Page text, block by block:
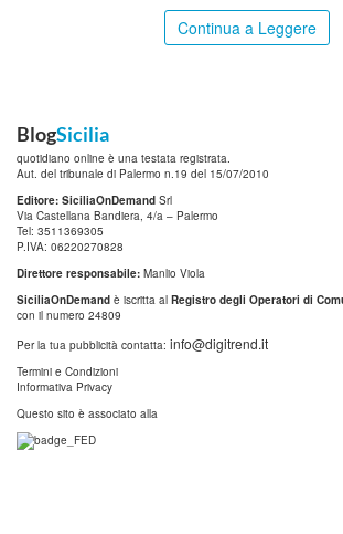
Continua a Leggere
BlogSicilia
quotidiano online è una testata registrata.
Aut. del tribunale di Palermo n.19 del 15/07/2010
Editore: SiciliaOnDemand Srl
Via Castellana Bandiera, 4/a – Palermo
Tel: 3511369305
P.IVA: 06220270828
Direttore responsabile: Manlio Viola
SiciliaOnDemand è iscritta al Registro degli Operatori di
con il numero 24809
Per la tua pubblicità contatta: info@digitrend.it
Termini e Condizioni
Informativa Privacy
Questo sito è associato alla